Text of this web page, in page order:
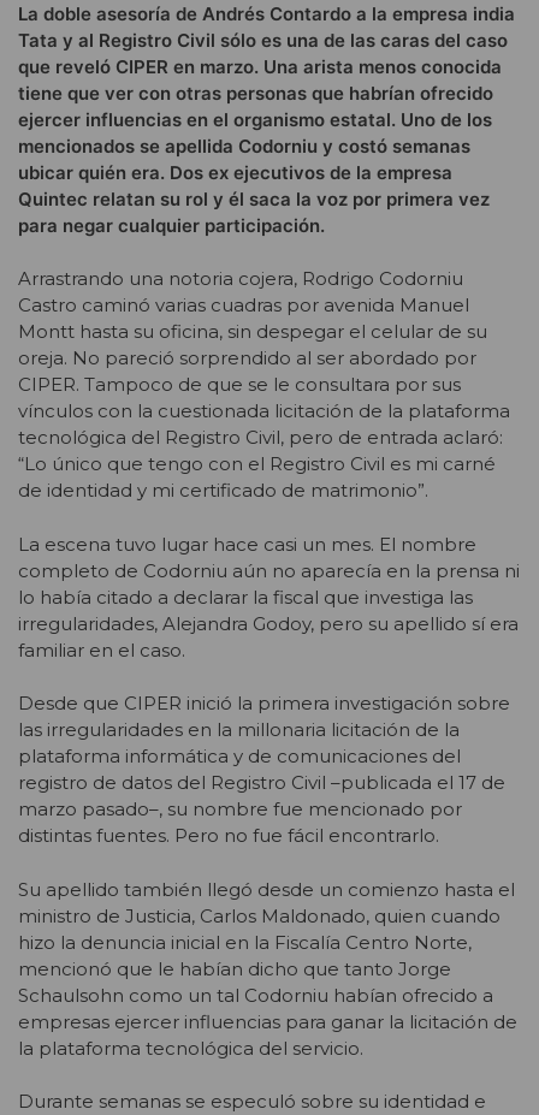
La doble asesoría de Andrés Contardo a la empresa india
Tata y al Registro Civil sólo es una de las caras del caso
que reveló CIPER en marzo. Una arista menos conocida
tiene que ver con otras personas que habrían ofrecido
ejercer influencias en el organismo estatal. Uno de los
mencionados se apellida Codorniu y costó semanas
ubicar quién era. Dos ex ejecutivos de la empresa
Quintec relatan su rol y él saca la voz por primera vez
para negar cualquier participación.
Arrastrando una notoria cojera, Rodrigo Codorniu
Castro caminó varias cuadras por avenida Manuel
Montt hasta su oficina, sin despegar el celular de su
oreja. No pareció sorprendido al ser abordado por
CIPER. Tampoco de que se le consultara por sus
vínculos con la cuestionada licitación de la plataforma
tecnológica del Registro Civil, pero de entrada aclaró:
“Lo único que tengo con el Registro Civil es mi carné
de identidad y mi certificado de matrimonio”.
La escena tuvo lugar hace casi un mes. El nombre
completo de Codorniu aún no aparecía en la prensa ni
lo había citado a declarar la fiscal que investiga las
irregularidades, Alejandra Godoy, pero su apellido sí era
familiar en el caso.
Desde que CIPER inició la primera investigación sobre
las irregularidades en la millonaria licitación de la
plataforma informática y de comunicaciones del
registro de datos del Registro Civil –publicada el 17 de
marzo pasado–, su nombre fue mencionado por
distintas fuentes. Pero no fue fácil encontrarlo.
Su apellido también llegó desde un comienzo hasta el
ministro de Justicia, Carlos Maldonado, quien cuando
hizo la denuncia inicial en la Fiscalía Centro Norte,
mencionó que le habían dicho que tanto Jorge
Schaulsohn como un tal Codorniu habían ofrecido a
empresas ejercer influencias para ganar la licitación de
la plataforma tecnológica del servicio.
Durante semanas se especuló sobre su identidad e